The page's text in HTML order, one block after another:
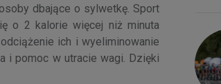
dbające o sylwetkę. Sport
o 2 kalorie więcej niż minuta
ich i wyeliminowanie
i pomoc w utracie wagi. Dzięki